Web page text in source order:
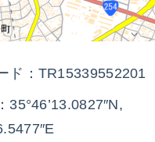
ド：TR15339552201
35°46’13.0827″N,